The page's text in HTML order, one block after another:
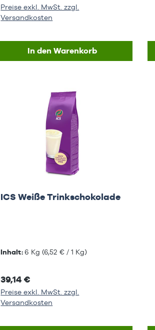
Preise exkl. MwSt. zzgl.
Versandkosten
In den Warenkorb
ICS Weiße Trinkschokolade
Inhalt:6 Kg(6,52 € / 1 Kg)
39,14 €
Preise exkl. MwSt. zzgl.
Versandkosten